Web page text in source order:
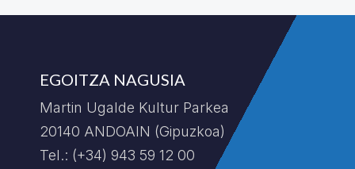
EGOITZA NAGUSIA
Martin Ugalde Kultur Parkea
20140 ANDOAIN (Gipuzkoa)
Tel.: (+34) 943 59 12 00